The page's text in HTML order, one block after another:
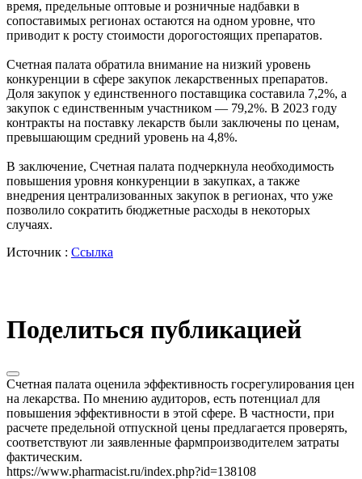
время, предельные оптовые и розничные надбавки в
сопоставимых регионах остаются на одном уровне, что
приводит к росту стоимости дорогостоящих препаратов.
Счетная палата обратила внимание на низкий уровень
конкуренции в сфере закупок лекарственных препаратов.
Доля закупок у единственного поставщика составила 7,2%, а
закупок с единственным участником — 79,2%. В 2023 году
контракты на поставку лекарств были заключены по ценам,
превышающим средний уровень на 4,8%.
В заключение, Счетная палата подчеркнула необходимость
повышения уровня конкуренции в закупках, а также
внедрения централизованных закупок в регионах, что уже
позволило сократить бюджетные расходы в некоторых
случаях.
Источник : Ссылка
Поделиться публикацией
Счетная палата оценила эффективность госрегулирования цен
на лекарства. По мнению аудиторов, есть потенциал для
повышения эффективности в этой сфере. В частности, при
расчете предельной отпускной цены предлагается проверять,
соответствуют ли заявленные фармпроизводителем затраты
фактическим.
https://www.pharmacist.ru/index.php?id=138108